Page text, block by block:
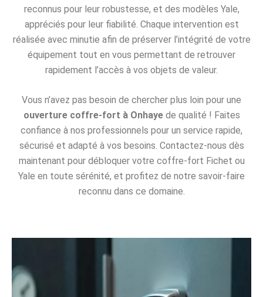
reconnus pour leur robustesse, et des modèles Yale,
appréciés pour leur fiabilité. Chaque intervention est
réalisée avec minutie afin de préserver l’intégrité de votre
équipement tout en vous permettant de retrouver
rapidement l’accès à vos objets de valeur.
Vous n’avez pas besoin de chercher plus loin pour une
ouverture coffre-fort à Onhayede qualité ! Faites
confiance à nos professionnels pour un service rapide,
sécurisé et adapté à vos besoins. Contactez-nous dès
maintenant pour débloquer votre coffre-fort Fichet ou
Yale en toute sérénité, et profitez de notre savoir-faire
reconnu dans ce domaine.